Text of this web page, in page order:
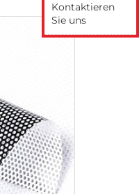
Kontaktieren
Sie uns